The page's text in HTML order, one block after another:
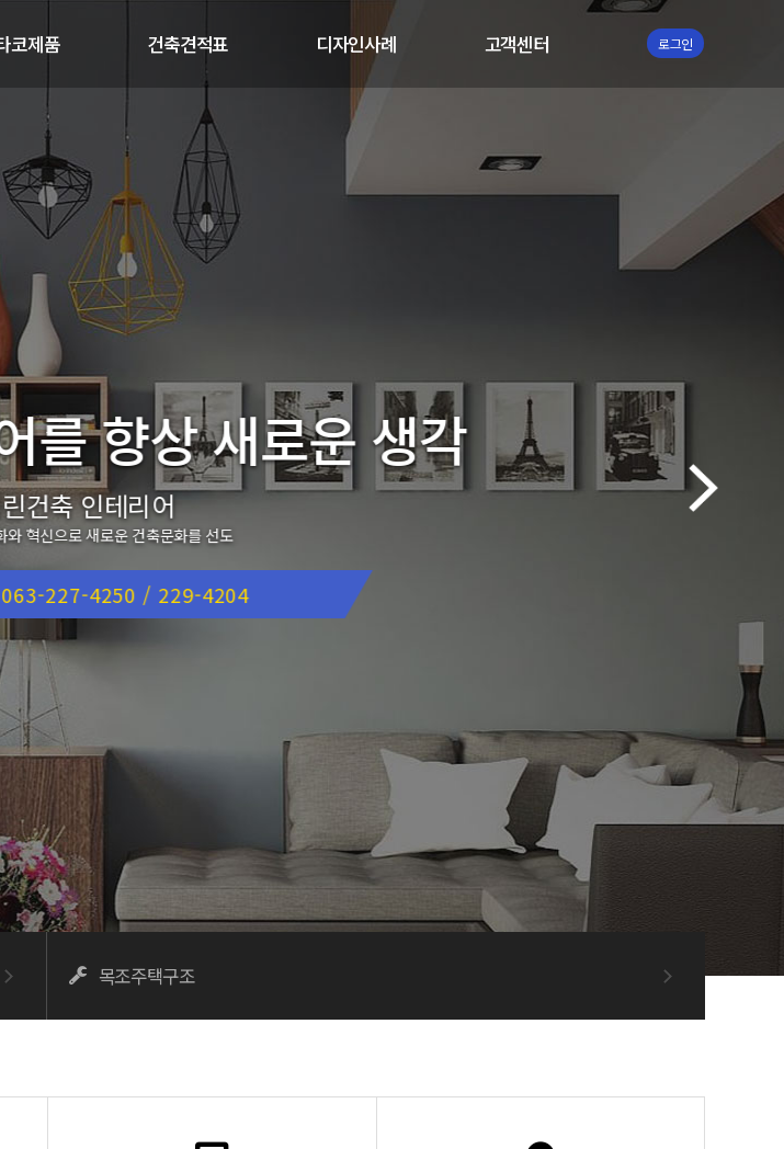
코제품
코플렉스
건축견적표
철근콘크리트
목조주택
디자인사례
디자인
고객센터
동영상자료실
로그인
를 향상 새로운 생각
축 인테리어
신으로 새로운 건축문화를 선도
227-4250 / 229-4204
목조주택구조